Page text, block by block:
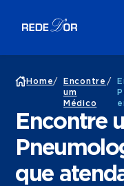
Home/
Encontre
um
Médico
/
Encontre
que